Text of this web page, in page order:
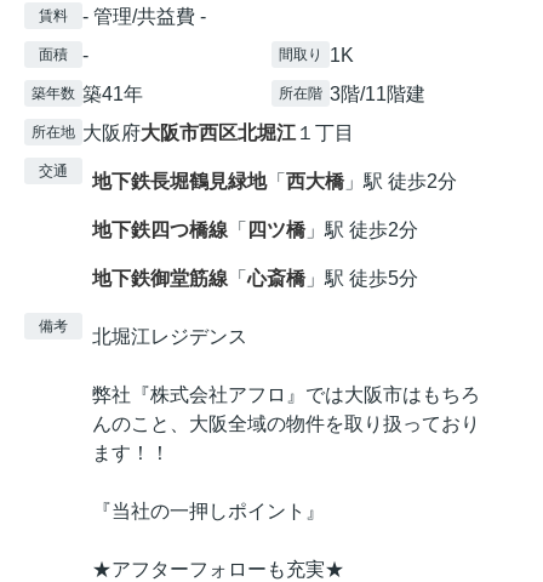
賃料 - 管理/共益費 -
面積 - 間取り 1K
築年数 築41年 所在階 3階/11階建
所在地 大阪府大阪市西区北堀江 １丁目
交通 地下鉄長堀鶴見緑地「 西大橋」駅 徒歩2分
地下鉄四つ橋線 「 四ツ橋」駅 徒歩2分
地下鉄御堂筋線 「心斎橋」駅 徒歩5分
備考 北堀江レジデンス
弊社『株式会社アフロ』では大阪市はもちろ
んのこと、大阪全域の物件を取り扱っており
ます！！
『当社の一押しポイント』
★アフターフォローも充実★